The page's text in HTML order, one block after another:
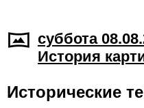
суббота
История
Исторические